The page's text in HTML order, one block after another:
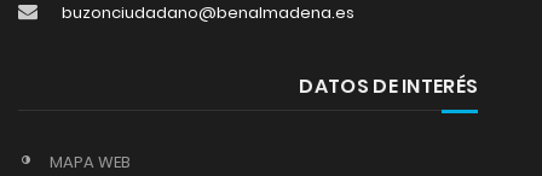
buzonciudadano@benalmadena.es
DATOS DE INTERÉS
MAPA WEB